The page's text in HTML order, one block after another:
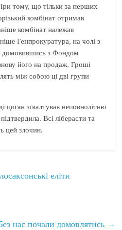
тому, що тільки за перших
комбінат отримав
комбінат належав
Генпрокуратура, на чолі з
домовившись з Фондом
його на продаж. Гроші
між собою ці дві групи
циган зґвалтував неповнолітню
Всі ліберасти та
цей злочин.
еліти
нас почали домовлятись →